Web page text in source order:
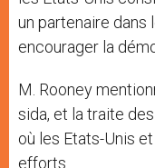
un partenaire dans
encourager la
M. Rooney
sida, et la traite
où les Etats-Unis
efforts.